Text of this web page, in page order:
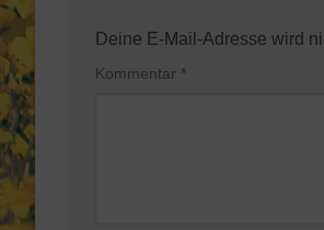
Deine E-Mail-Adresse wird
Kommentar *